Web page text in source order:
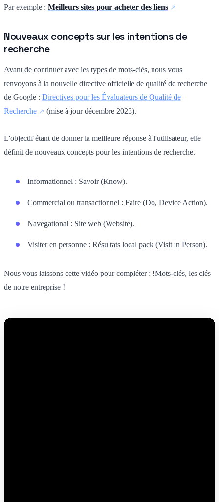
Par exemple : Meilleurs sites pour acheter des liens
Nouveaux concepts sur les intentions de
recherche
Avant de continuer avec les types de mots-clés, nous vous
renvoyons à la nouvelle directive officielle de qualité de recherche
de Google : Directives pour les Évaluateurs de Qualité de
Recherche
(mise à jour décembre 2023).
L'objectif étant de donner la meilleure réponse à l'utilisateur, elle
définit de nouveaux concepts pour les intentions de recherche.
Informationnel : Savoir (Know).
Commercial ou transactionnel : Faire (Do, Device Action).
Navegational : Site web (Website).
Visiter en personne : Résultats local pack (Visit in Person).
Nous vous laissons cette vidéo pour compléter : !Mots-clés, les clés
de notre entreprise !